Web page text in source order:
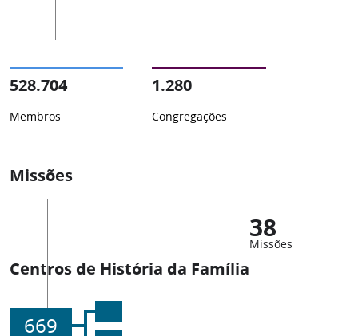
528.704
Membros
1.280
Congregações
Missões
38
Missões
Centros de História da Família
669